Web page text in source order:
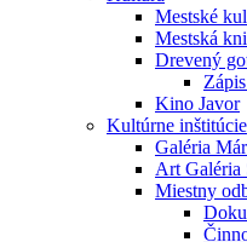
Mestské
Mestská
Drevený
Kino Javor
Kultúrne inštitúcie
Galéria
Art Galéria
Miestny